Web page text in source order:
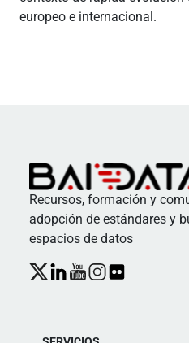
europeo e internacional.
Recursos, formación y
adopción de estándares y
espacios de datos